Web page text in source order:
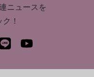
ニュースを
！